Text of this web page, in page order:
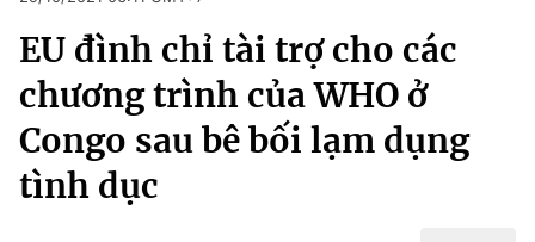
Chuyên mục
Chính trị
Xã hội
Pháp luật
Kinh tế
Thể thao
Truyền hình
Văn hóa - Giải trí
Y tế
Đời sống
EU đình chỉ tài trợ cho các
chương trình của WHO ở
Congo sau bê bối lạm dụng
tình dục